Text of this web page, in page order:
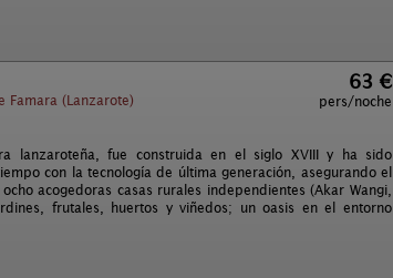
Famara (Lanzarote)
63 €
pers/noche
lanzaroteña, fue construida en el siglo XVIII y ha sido
con la tecnología de última generación, asegurando el
acogedoras casas rurales independientes (Akar Wangi,
frutales, huertos y viñedos; un oasis en el entorno